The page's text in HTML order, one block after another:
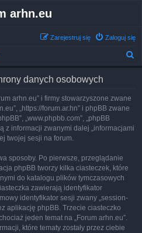
arhn.eu
Zaloguj się
Zarejestruj się
danych osobowych
arhn.eu” i firmy stowarzyszone zwane
„https://forum.ar.hn” i phpBB zwane
„www.phpbb.com”, „phpBB
z informacji zwanymi dalej „informacjami
twojej sesji na forum.
sposoby. Po pierwsze, przeglądanie
phpBB tworzy kilka ciasteczek, które
do katalogu plików tymczasowych
zawierają identyfikator
identyfikator sesji zwany „session-
aplikację phpBB. Trzecie ciasteczko
jeden temat na „Forum arhn.eu”.
które tematy zostały przez ciebie